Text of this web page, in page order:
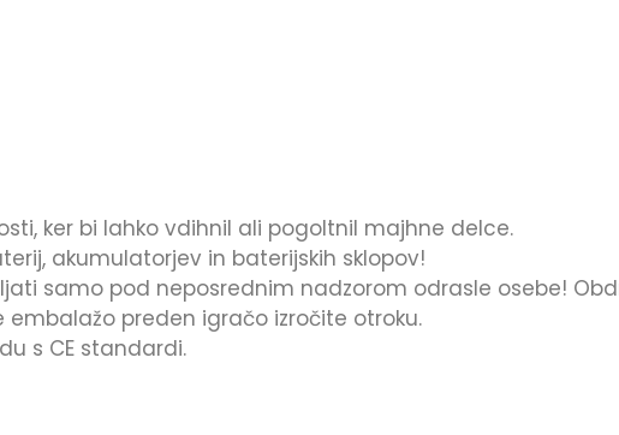
ker bi lahko vdihnil ali pogoltnil majhne delce.
akumulatorjev in baterijskih sklopov!
samo pod neposrednim nadzorom odrasle osebe!
preden igračo izročite otroku.
s CE standardi.